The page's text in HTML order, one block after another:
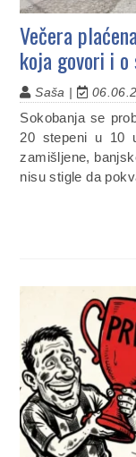
Večera
koja govori i o
Saša |
Sokobanja se
20 stepeni u 10
zamišljene,
nisu stigle da